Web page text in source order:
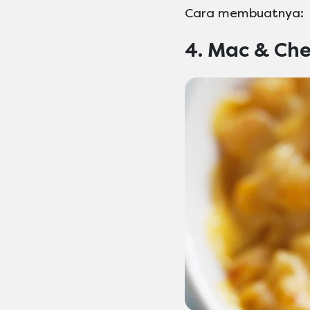
Cara membuatnya:
4. Mac &